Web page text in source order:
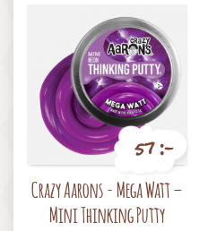
57 :-
Crazy Aarons - Mega Watt –
Mini Thinking Putty